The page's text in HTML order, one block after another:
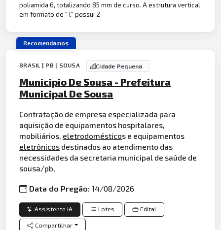
poliamida 6, totalizando 85 mm de curso. A estrutura vertical
em formato de " l" possui 2
Recomendamos
BRASIL | PB | SOUSA Cidade Pequena
Municipio De Sousa - Prefeitura
Municipal De Sousa
Contratação de empresa especializada para
aquisição de equipamentos hospitalares,
mobiliários, eletrodomésticos e equipamentos
eletrônicos destinados ao atendimento das
necessidades da secretaria municipal de saúde de
sousa/pb,
Data do Pregão:14/08/2026
Assistente IA Lotes Edital
Compartilhar